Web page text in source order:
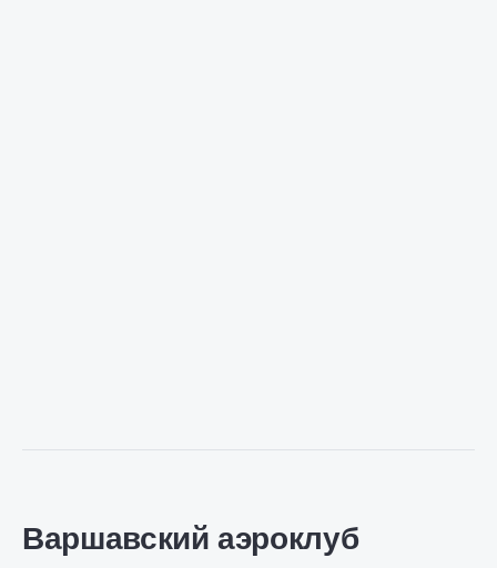
Варшавский аэроклуб